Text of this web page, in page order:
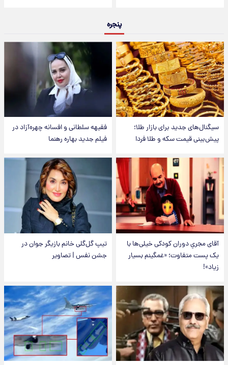
پنجره
سیگنال‌های جدید برای بازار طلا؛
پیش‌بینی قیمت سکه و طلا فردا
فقیهه سلطانی و افسانه چهره‌آزاد در
فیلم جدید بهاره رهنما
آقای مجریِ دوران کودکی خیلی‌ها با
یک پست متفاوت؛ «غمگینم بسیار
زیاد»!
تیپ گل‌گلی خانم بازیگر جوان در
جشن نفس | تصاویر